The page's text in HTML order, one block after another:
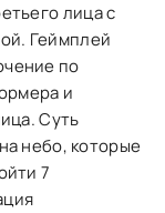
лица с
Геймплей
по
и
Суть
небо, которые
7